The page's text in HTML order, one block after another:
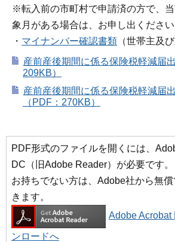
※転入前の市町村で申請済の方で、
象月がある場合は、お申し出ください
・ マイナンバー確認書類 （世帯主及
産前産後期間に係る保険税軽減届
209KB）
産前産後期間に係る保険税軽減届
（PDF：270KB）
PDF形式のファイルを開くには、
DC（旧Adobe Reader）が必要です。
お持ちでない方は、Adobe社から無
きます。
Adobe Acrobat
ンロードへ